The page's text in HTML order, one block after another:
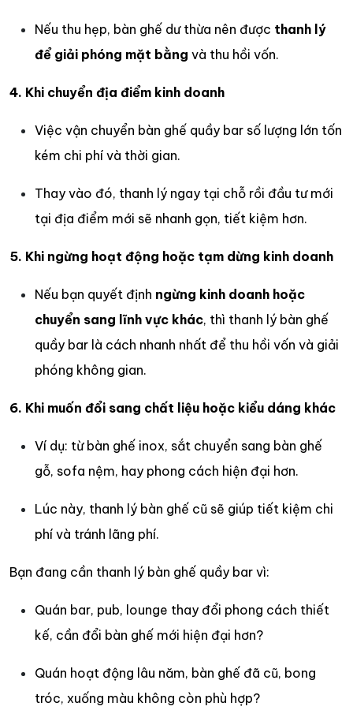
Nếu thu hẹp, bàn ghế dư thừa nên được thanh lý
để giải phóng mặt bằng và thu hồi vốn.
4. Khi chuyển địa điểm kinh doanh
Việc vận chuyển bàn ghế quầy bar số lượng lớn tốn
kém chi phí và thời gian.
Thay vào đó, thanh lý ngay tại chỗ rồi đầu tư mới
tại địa điểm mới sẽ nhanh gọn, tiết kiệm hơn.
5. Khi ngừng hoạt động hoặc tạm dừng kinh doanh
Nếu bạn quyết định ngừng kinh doanh hoặc
chuyển sang lĩnh vực khác, thì thanh lý bàn ghế
quầy bar là cách nhanh nhất để thu hồi vốn và giải
phóng không gian.
6. Khi muốn đổi sang chất liệu hoặc kiểu dáng khác
Ví dụ: từ bàn ghế inox, sắt chuyển sang bàn ghế
gỗ, sofa nệm, hay phong cách hiện đại hơn.
Lúc này, thanh lý bàn ghế cũ sẽ giúp tiết kiệm chi
phí và tránh lãng phí.
Bạn đang cần thanh lý bàn ghế quầy bar vì:
Quán bar, pub, lounge thay đổi phong cách thiết
kế, cần đổi bàn ghế mới hiện đại hơn?
Quán hoạt động lâu năm, bàn ghế đã cũ, bong
tróc, xuống màu không còn phù hợp?